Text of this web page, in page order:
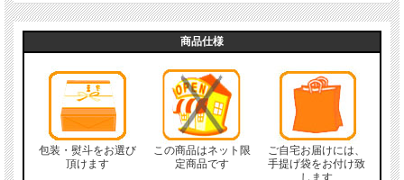
商品仕様
包装・熨斗をお選び
頂けます
この商品はネット限
定商品です
ご自宅お届けには、
手提げ袋をお付け致
します